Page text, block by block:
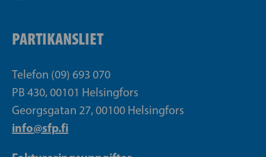
PARTIKANSLIET
Telefon (09) 693 070
PB 430, 00101 Helsingfors
Georgsgatan 27, 00100 Helsingfors
info@sfp.fi